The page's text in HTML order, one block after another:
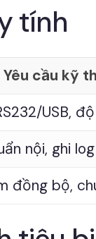
tính
Yêu cầu kỹ
USB,
nội, ghi
đồng bộ,